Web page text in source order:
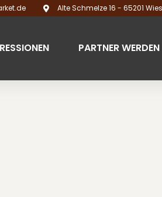
Alte Schmelze 16 - 65201
PARTNER WERDEN